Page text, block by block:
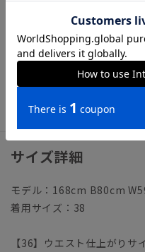
ウォッシャブル商品のお取
※ヒップポケットのディテ
頂けません。
サイズ詳細
モデル：168cm B80cm
着用サイズ：38
【36】ウエスト仕上がり